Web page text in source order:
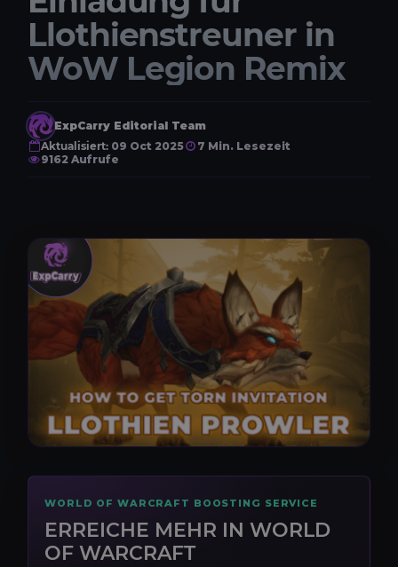
Llothienstreuner in
WoW Legion Remix
ExpCarry Editorial Team
Aktualisiert: 09 Oct 2025
7 Min. Lesezeit
9162 Aufrufe
WORLD OF WARCRAFT BOOSTING SERVICE
ERREICHE MEHR IN WORLD
OF WARCRAFT